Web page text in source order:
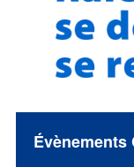
Évènements